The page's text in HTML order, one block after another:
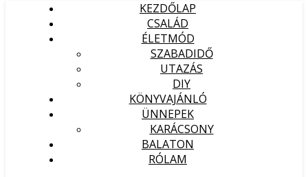
KEZDŐLAP
CSALÁD
ÉLETMÓD
SZABADIDŐ
UTAZÁS
DIY
KÖNYVAJÁNLÓ
ÜNNEPEK
KARÁCSONY
BALATON
RÓLAM